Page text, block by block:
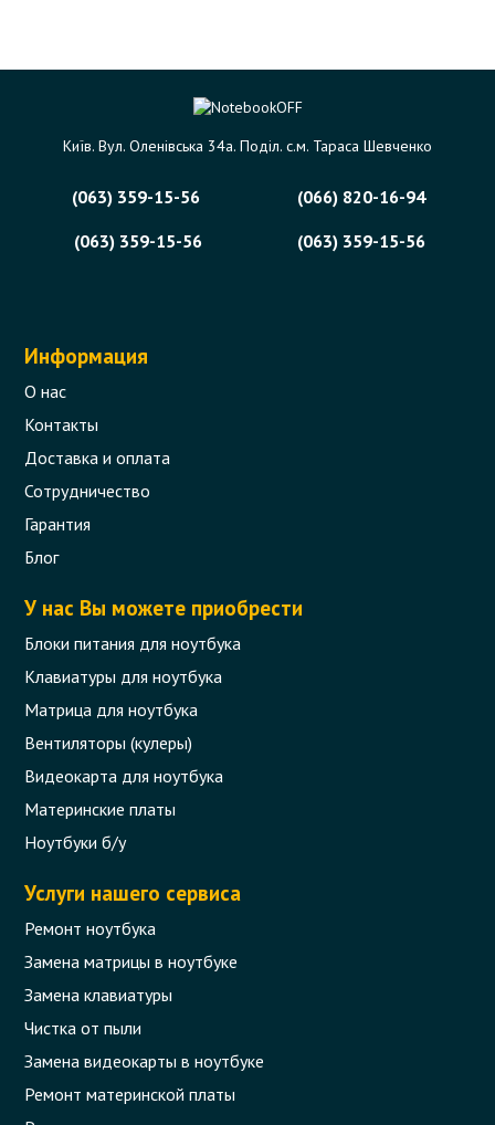
Київ. Вул. Оленівська 34а. Поділ. с.м. Тараса Шевченко
(063) 359-15-56
(066) 820-16-94
(063) 359-15-56
(063) 359-15-56
Информация
О нас
Контакты
Доставка и оплата
Сотрудничество
Гарантия
Блог
У нас Вы можете приобрести
Блоки питания для ноутбука
Клавиатуры для ноутбука
Матрица для ноутбука
Вентиляторы (кулеры)
Видеокарта для ноутбука
Материнские платы
Ноутбуки б/у
Услуги нашего сервиса
Ремонт ноутбука
Замена матрицы в ноутбуке
Замена клавиатуры
Чистка от пыли
Замена видеокарты в ноутбуке
Ремонт материнской платы